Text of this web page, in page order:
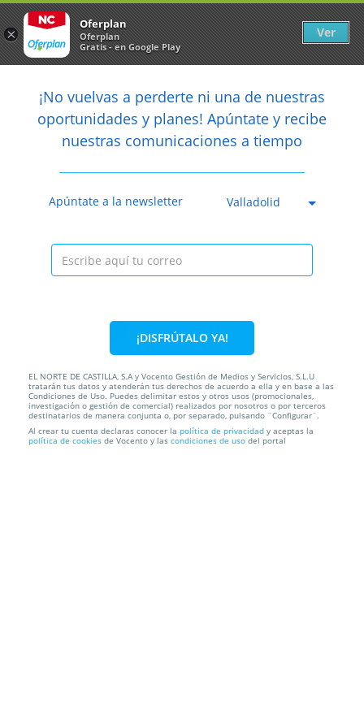

Caducada
Anterior
30% 57€ 39,90€
CHRISTMASSY! La Banda Sonora de la Navidad
Centro Cultural Miguel Delibes Av. del Real Valladolid, 2, 47015.
Valladolid.
arrow_back Newsletter
¡No vuelvas a perderte ni una de nuestras
oportunidades y planes! Apúntate y recibe
nuestras comunicaciones a tiempo
Apúntate a la newsletter Valladolid
¡DISFRÚTALO YA!
EL NORTE DE CASTILLA, S.A y Vocento Gestión de Medios y Servicios, S.L.U
tratarán tus datos y atenderán tus derechos de acuerdo a ella y en base a las
Condiciones de Uso. Puedes delimitar estos y otros usos (promocionales,
investigación o gestión de comercial) realizados por nosotros o por terceros
destinatarios de manera conjunta o, por separado, pulsando ¨Configurar¨.
Al crear tu cuenta declaras conocer la política de privacidad y aceptas la
política de cookies de Vocento y las condiciones de uso del portal
×
Oferplan
Oferplan
Gratis - en Google Play
Ver